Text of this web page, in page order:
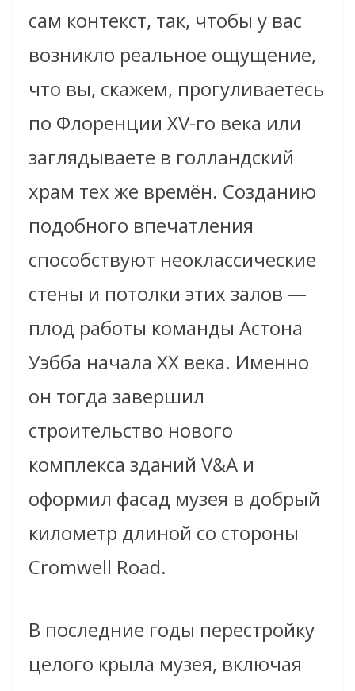
сам контекст, так, чтобы у вас
возникло реальное ощущение,
что вы, скажем, прогуливаетесь
по Флоренции XV-го века или
заглядываете в голландский
храм тех же времён. Созданию
подобного впечатления
способствуют неоклассические
стены и потолки этих залов —
плод работы команды Астона
Уэбба начала XX века. Именно
он тогда завершил
строительство нового
комплекса зданий V&A и
оформил фасад музея в добрый
километр длиной со стороны
Cromwell Road.
В последние годы перестройку
целого крыла музея, включая